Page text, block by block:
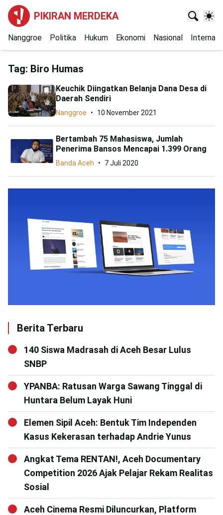
PIKIRAN MERDEKA
Nanggroe Politika Hukum Ekonomi Nasional
Tag: Biro Humas
Keuchik Diingatkan Belanja Dana Desa di
Daerah Sendiri
Nanggroe 10 November 2021
Bertambah 75 Mahasiswa, Jumlah
Penerima Bansos Mencapai 1.399 Orang
Banda Aceh 7 Juli 2020
Berita Terbaru
140 Siswa Madrasah di Aceh Besar Lulus
SNBP
YPANBA: Ratusan Warga Sawang Tinggal di
Huntara Belum Layak Huni
Elemen Sipil Aceh: Bentuk Tim Independen
Kasus Kekerasan terhadap Andrie Yunus
Angkat Tema RENTAN!, Aceh Documentary
Competition 2026 Ajak Pelajar Rekam Realitas
Sosial
Aceh Cinema Resmi Diluncurkan, Platform